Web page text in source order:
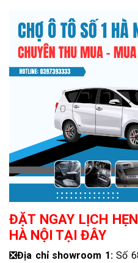
ĐẶT NGAY LỊCH
HÀ NỘI TẠI ĐÂY
❎Địa chỉ showroom 1:Số